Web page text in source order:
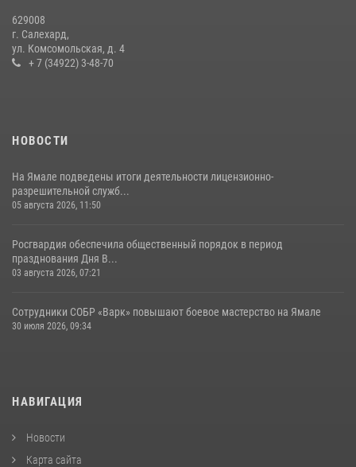
14 июля 2026, 06:53
629008
г. Салехард,
ул. Комсомольская, д. 4
+ 7 (34922) 3-48-70
НОВОСТИ
На Ямале подведены итоги деятельности лицензионно-
разрешительной служб...
05 августа 2026, 11:50
Росгвардия обеспечила общественный порядок в период
празднования Дня В...
03 августа 2026, 07:21
Сотрудники СОБР «Варк» повышают боевое мастерство на Ямале
30 июля 2026, 09:34
НАВИГАЦИЯ
Новости
Карта сайта